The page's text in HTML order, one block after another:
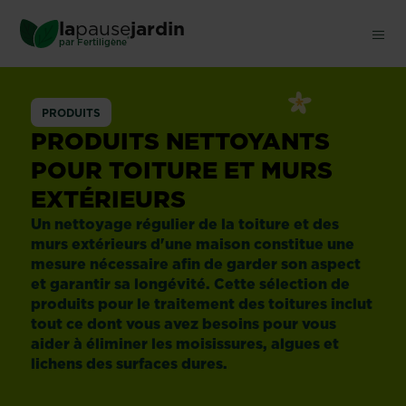
main
content
lapausejardin
par Fertiligène®
Nettoyants
surfaces
dures
PRODUITS
PRODUITS NETTOYANTS
POUR TOITURE ET MURS
EXTÉRIEURS
Un nettoyage régulier de la toiture et des
murs extérieurs d'une maison constitue une
mesure nécessaire afin de garder son aspect
et garantir sa longévité. Cette sélection de
produits pour le traitement des toitures inclut
tout ce dont vous avez besoins pour vous
aider à éliminer les moisissures, algues et
lichens des surfaces dures.